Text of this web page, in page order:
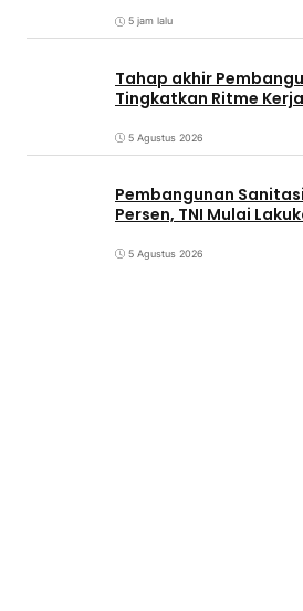
5 jam lalu
Tahap akhir
Tingkatkan Ritme Kerja
5 Agustus 2026
Pembangunan
Persen, TNI Mulai
5 Agustus 2026